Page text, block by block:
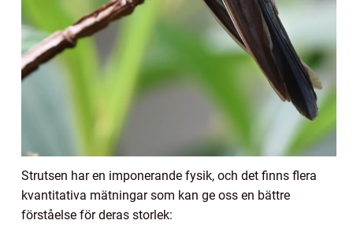
Strutsen har en imponerande fysik, och det finns flera
kvantitativa mätningar som kan ge oss en bättre
förståelse för deras storlek: